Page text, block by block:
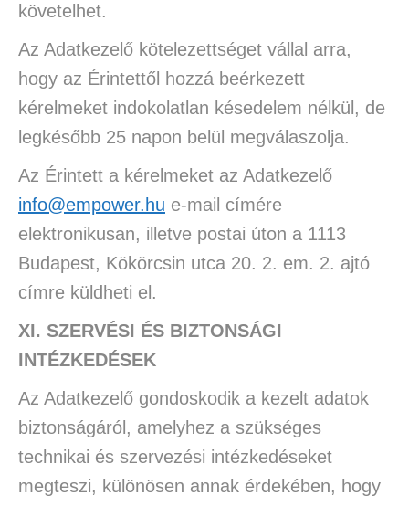
követelhet.
Az Adatkezelő kötelezettséget vállal arra,
hogy az Érintettől hozzá beérkezett
kérelmeket indokolatlan késedelem nélkül, de
legkésőbb 25 napon belül megválaszolja.
Az Érintett a kérelmeket az Adatkezelő
info@empower.hu e-mail címére
elektronikusan, illetve postai úton a 1113
Budapest, Kökörcsin utca 20. 2. em. 2. ajtó
címre küldheti el.
XI. SZERVÉSI ÉS BIZTONSÁGI
INTÉZKEDÉSEK
Az Adatkezelő gondoskodik a kezelt adatok
biztonságáról, amelyhez a szükséges
technikai és szervezési intézkedéseket
megteszi, különösen annak érdekében, hogy